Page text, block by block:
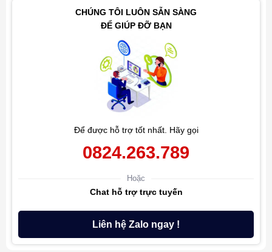
CHÚNG TÔI LUÔN SẴN SÀNG
ĐỂ GIÚP ĐỠ BẠN
Để được hỗ trợ tốt nhất. Hãy gọi
0824.263.789
Hoặc
Chat hỗ trợ trực tuyến
Liên hệ Zalo ngay !